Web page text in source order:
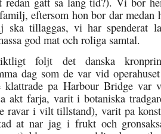
eftersom hon bor dar medan
ska tillaggas, vi har spenderat
god mat och roliga samtal.
foljt det danska
dag som de var vid
klattrade pa Harbour Bridge var
akt farja, varit i botaniska
ravar i vilt tillstand), varit pa
at nar jag i frukt och